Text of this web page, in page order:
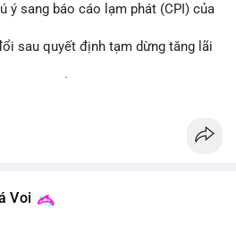
ý sang báo cáo lạm phát (CPI) của
sau quyết định tạm dừng tăng lãi
Voi